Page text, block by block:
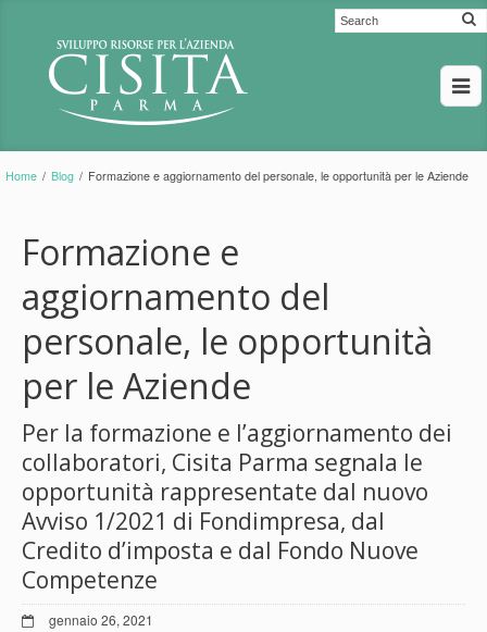
Home / Blog / Formazione e aggiornamento del personale, le opportunità per le Aziende
Formazione e
aggiornamento del
personale, le opportunità
per le Aziende
Per la formazione e l’aggiornamento dei
collaboratori, Cisita Parma segnala le
opportunità rappresentate dal nuovo
Avviso 1/2021 di Fondimpresa, dal
Credito d’imposta e dal Fondo Nuove
Competenze
gennaio 26, 2021